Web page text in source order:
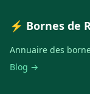
⚡ Bornes de
Annuaire des
Blog →